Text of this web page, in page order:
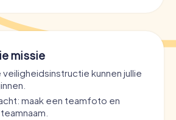
missie
kunnen jullie
maak een teamfoto en